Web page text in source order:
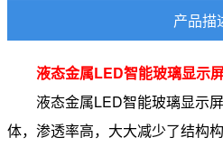
产品描
液态金属LED智能玻璃显示
液态金属LED智能玻璃显示屏
体，渗透率高，大大减少了结构